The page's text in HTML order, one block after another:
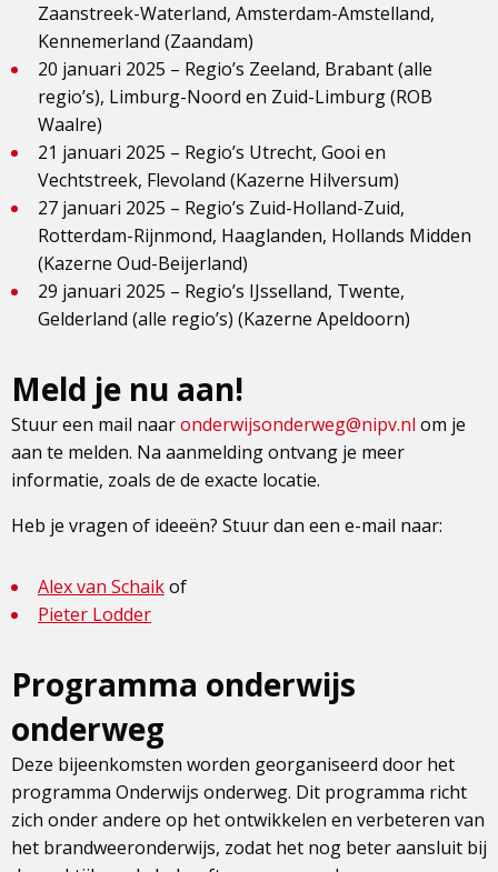
Zaanstreek-Waterland, Amsterdam-Amstelland,
Kennemerland (Zaandam)
20 januari 2025 – Regio’s Zeeland, Brabant (alle
regio’s), Limburg-Noord en Zuid-Limburg (ROB
Waalre)
21 januari 2025 – Regio’s Utrecht, Gooi en
Vechtstreek, Flevoland (Kazerne Hilversum)
27 januari 2025 – Regio’s Zuid-Holland-Zuid,
Rotterdam-Rijnmond, Haaglanden, Hollands Midden
(Kazerne Oud-Beijerland)
29 januari 2025 – Regio’s IJsselland, Twente,
Gelderland (alle regio’s) (Kazerne Apeldoorn)
Meld je nu aan!
Stuur een mail naaronderwijsonderweg@nipv.nl om je
aan te melden. Na aanmelding ontvang je meer
informatie, zoals de de exacte locatie.
Heb je vragen of ideeën? Stuur dan een e-mail naar:
Alex van Schaikof
Pieter Lodder
Programma onderwijs
onderweg
Deze bijeenkomsten worden georganiseerd door het
programma Onderwijs onderweg. Dit programma richt
zich onder andere op het ontwikkelen en verbeteren van
het brandweeronderwijs, zodat het nog beter aansluit bij